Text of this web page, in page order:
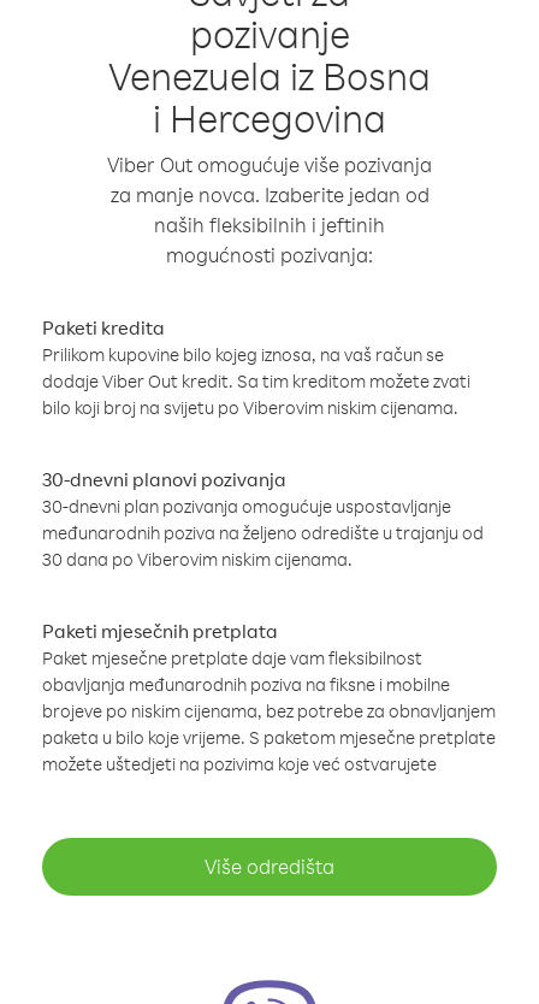
pozivanje
Venezuela iz Bosna
i Hercegovina
Viber Out omogućuje više pozivanja
za manje novca. Izaberite jedan od
naših fleksibilnih i jeftinih
mogućnosti pozivanja:
Paketi kredita
Prilikom kupovine bilo kojeg iznosa, na vaš račun se
dodaje Viber Out kredit. Sa tim kreditom možete zvati
bilo koji broj na svijetu po Viberovim niskim cijenama.
30-dnevni planovi pozivanja
30-dnevni plan pozivanja omogućuje uspostavljanje
međunarodnih poziva na željeno odredište u trajanju od
30 dana po Viberovim niskim cijenama.
Paketi mjesečnih pretplata
Paket mjesečne pretplate daje vam fleksibilnost
obavljanja međunarodnih poziva na fiksne i mobilne
brojeve po niskim cijenama, bez potrebe za obnavljanjem
paketa u bilo koje vrijeme. S paketom mjesečne pretplate
možete uštedjeti na pozivima koje već ostvarujete
Više odredišta